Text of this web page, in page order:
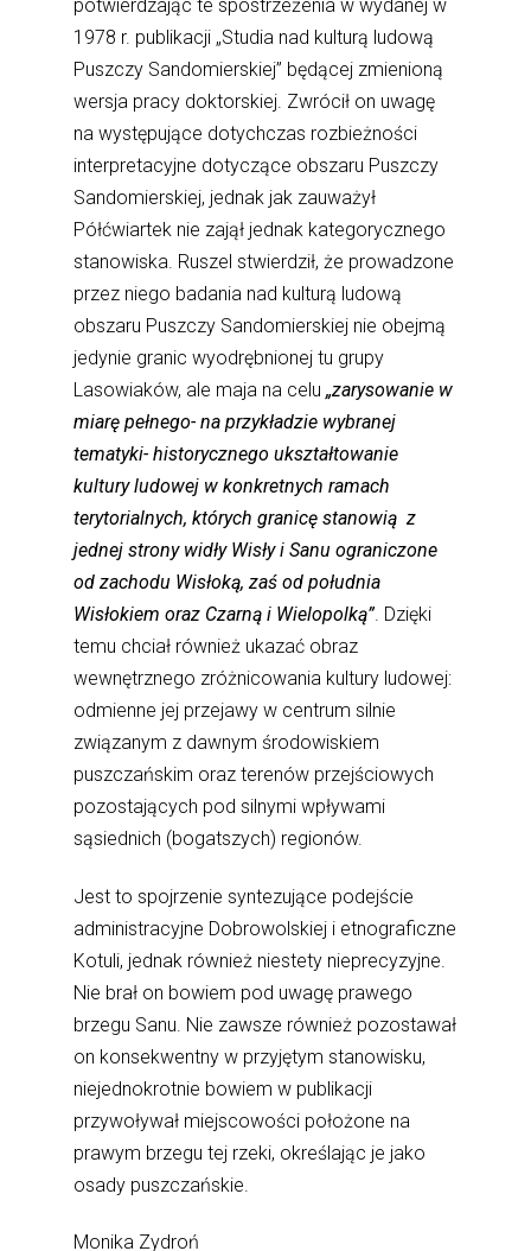
potwierdzając te spostrzeżenia w wydanej w
1978 r. publikacji „Studia nad kulturą ludową
Puszczy Sandomierskiej” będącej zmienioną
wersja pracy doktorskiej. Zwrócił on uwagę
na występujące dotychczas rozbieżności
interpretacyjne dotyczące obszaru Puszczy
Sandomierskiej, jednak jak zauważył
Półćwiartek nie zajął jednak kategorycznego
stanowiska. Ruszel stwierdził, że prowadzone
przez niego badania nad kulturą ludową
obszaru Puszczy Sandomierskiej nie obejmą
jedynie granic wyodrębnionej tu grupy
Lasowiaków, ale maja na celu„zarysowanie w
miarę pełnego- na przykładzie wybranej
tematyki- historycznego ukształtowanie
kultury ludowej w konkretnych ramach
terytorialnych, których granicę stanowią z
jednej strony widły Wisły i Sanu ograniczone
od zachodu Wisłoką, zaś od południa
Wisłokiem oraz Czarną i Wielopolką”. Dzięki
temu chciał również ukazać obraz
wewnętrznego zróżnicowania kultury ludowej:
odmienne jej przejawy w centrum silnie
związanym z dawnym środowiskiem
puszczańskim oraz terenów przejściowych
pozostających pod silnymi wpływami
sąsiednich (bogatszych) regionów.
Jest to spojrzenie syntezujące podejście
administracyjne Dobrowolskiej i etnograficzne
Kotuli, jednak również niestety nieprecyzyjne.
Nie brał on bowiem pod uwagę prawego
brzegu Sanu. Nie zawsze również pozostawał
on konsekwentny w przyjętym stanowisku,
niejednokrotnie bowiem w publikacji
przywoływał miejscowości położone na
prawym brzegu tej rzeki, określając je jako
osady puszczańskie.
Monika Zydroń